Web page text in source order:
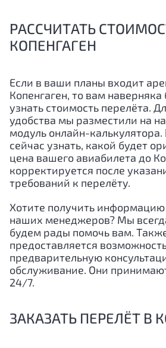
РАССЧИТАТЬ
КОПЕНГАГЕН
Если в ваши планы входит
Копенгаген, то вам
узнать стоимость перелёта.
удобства мы разместили на
модуль онлайн-
сейчас узнать, какой будет
цена вашего авиабилета до
корректируется после
требований к перелёту.
Хотите получить
наших менеджеров? Мы
будем рады помочь вам.
предоставляется
предварительную
обслуживание. Они
24/7.
ЗАКАЗАТЬ ПЕРЕЛЁТ В